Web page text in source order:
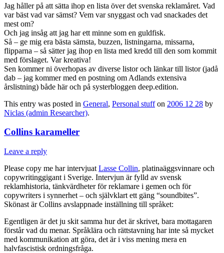
Jag håller på att sätta ihop en lista över det svenska reklamåret. Vad
var bäst vad var sämst? Vem var snyggast och vad snackades det
mest om?
Och jag insåg att jag har ett minne som en guldfisk.
Så – ge mig era bästa sämsta, buzzen, listningarna, missarna,
flipparna – så sätter jag ihop en lista med kredd till den som kommit
med förslaget. Var kreativa!
Sen kommer ni överhopas av diverse listor och länkar till listor (jadå
dab – jag kommer med en postning om Adlands extensiva
årslistning) både här och på systerbloggen deep.edition.
This entry was posted in General, Personal stuffon 2006 12 28 by
Niclas (admin Researcher).
Collins karameller
Leave a reply
Please copy me har intervjuat Lasse Collin, platinaäggsvinnare och
copywritinggigant i Sverige. Intervjun är fylld av svensk
reklamhistoria, tänkvärdheter för reklamare i gemen och för
copywriters i synnerhet – och självklart ett gäng “soundbites”.
Skönast är Collins avslappnade inställning till språket:
Egentligen är det ju skit samma hur det är skrivet, bara mottagaren
förstår vad du menar. Språklära och rättstavning har inte så mycket
med kommunikation att göra, det är i viss mening mera en
halvfascistisk ordningsfråga.